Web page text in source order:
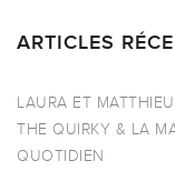
ARTICLES
LAURA ET
THE QUIRKY & LA
QUOTIDIEN